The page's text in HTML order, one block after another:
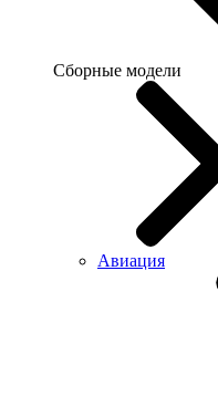
Сборные модели
Авиация